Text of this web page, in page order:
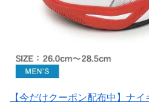
【今だけクーポン配布中】ナ